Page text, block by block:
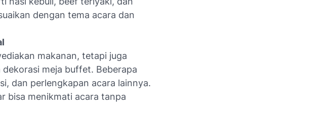
dengan tema acara dan
makanan, tetapi juga
meja buffet. Beberapa
dan perlengkapan acara lainnya.
bisa menikmati acara tanpa